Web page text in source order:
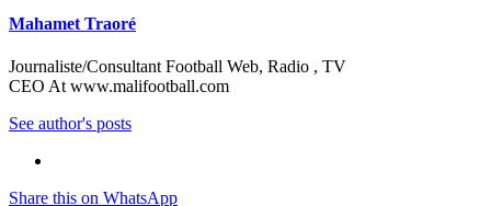
Mahamet Traoré
Journaliste/Consultant Football Web, Radio , TV
CEO At www.malifootball.com
See author's posts
Share this on WhatsApp